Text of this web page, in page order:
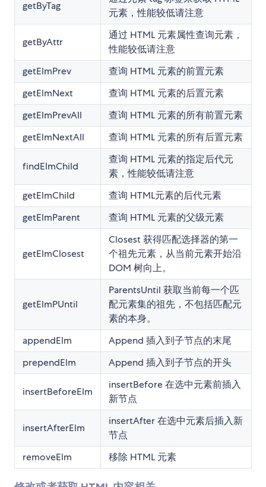
getByTag
元素，性能较低请注意
getByAttr
通过 HTML 元素属性查询元素，
性能较低请注意
getElmPrev
查询 HTML 元素的前置元素
getElmNext
查询 HTML 元素的后置元素
getElmPrevAll
查询 HTML 元素的所有前置元素
getElmNextAll
查询 HTML 元素的所有后置元素
findElmChild
查询 HTML 元素的指定后代元
素，性能较低请注意
getElmChild
查询 HTML元素的后代元素
getElmParent
查询 HTML 元素的父级元素
getElmClosest
Closest 获得匹配选择器的第一
个祖先元素，从当前元素开始沿
DOM 树向上。
getElmPUntil
ParentsUntil 获取当前每一个匹
配元素集的祖先，不包括匹配元
素的本身。
appendElm
Append 插入到子节点的末尾
prependElm
Append 插入到子节点的开头
insertBeforeElm
insertBefore 在选中元素前插入
新节点
insertAfterElm
insertAfter 在选中元素后插入新
节点
removeElm
移除 HTML 元素